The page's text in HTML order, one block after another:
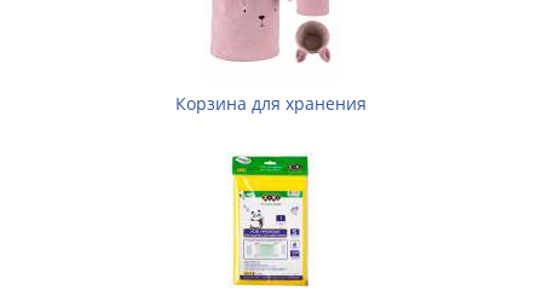
Корзина для хранения